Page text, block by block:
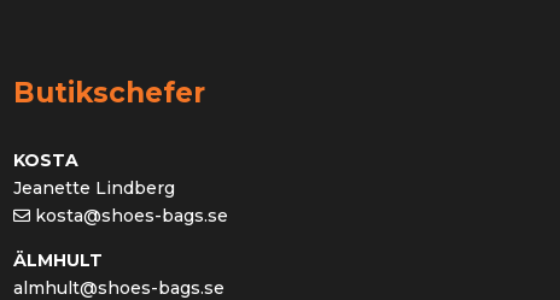
Butikschefer
KOSTA
Jeanette Lindberg
kosta@shoes-bags.se
ÄLMHULT
almhult@shoes-bags.se